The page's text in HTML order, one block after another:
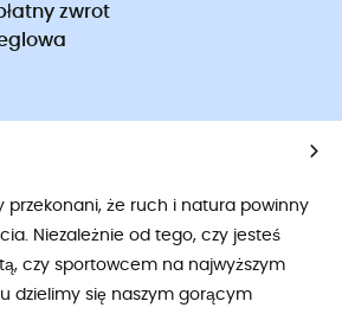
zwrot
przekonani, że ruch i natura powinny
Niezależnie od tego, czy jesteś
czy sportowcem na najwyższym
dzielimy się naszym gorącym